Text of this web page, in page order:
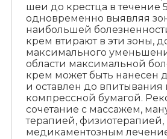
шеи до крестца в течение
одновременно выявляя
наибольшей
крем втирают в эти зоны,
максимального
области максимальной
крем может быть нанесен
и оставлен до впитывания
компрессной бумагой.
сочетание с массажем,
терапией, физиотерапией,
медикаментозным